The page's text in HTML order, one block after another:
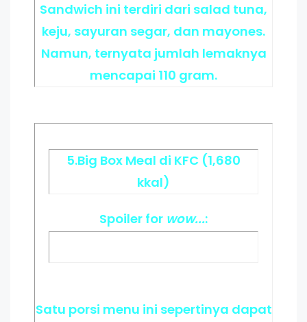
Sandwich ini terdiri dari salad tuna,
keju, sayuran segar, dan mayones.
Namun, ternyata jumlah lemaknya
mencapai 110 gram.
5.Big Box Meal di KFC (1,680
kkal)
Spoiler for wow...:
Satu porsi menu ini sepertinya dapat